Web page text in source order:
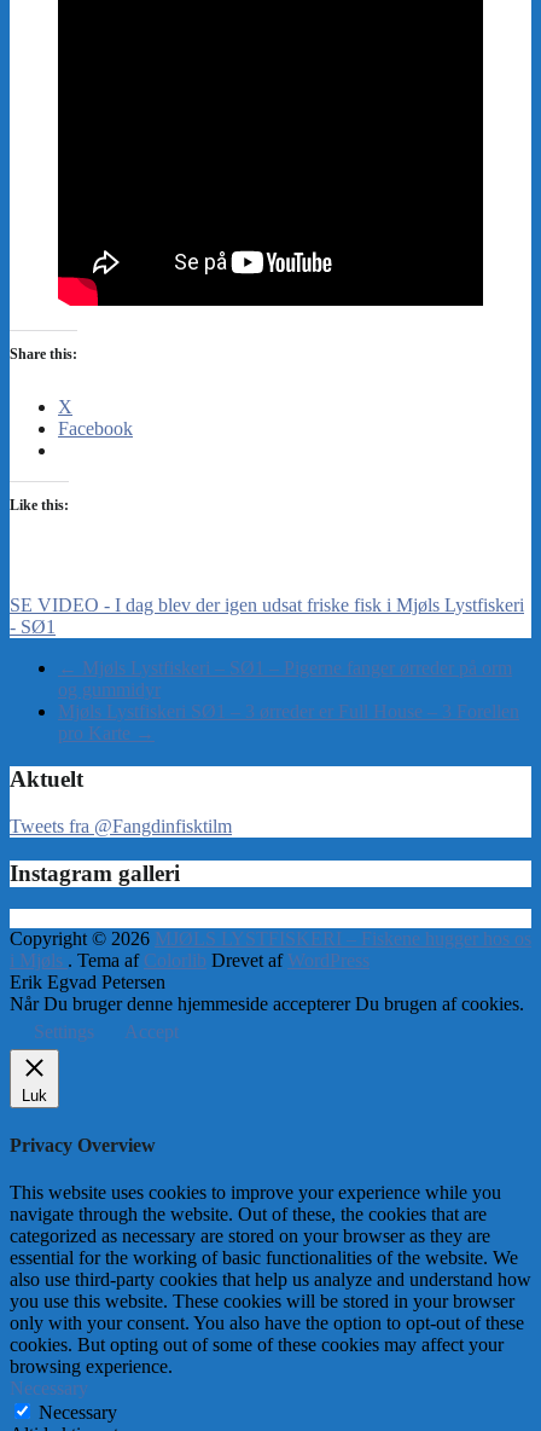
Share this:
X
Facebook
Like this:
SE VIDEO - I dag blev der igen udsat friske fisk i Mjøls Lystfiskeri
- SØ1
← Mjøls Lystfiskeri – SØ1 – Pigerne fanger ørreder på orm
og gummidyr
Mjøls Lystfiskeri SØ1 – 3 ørreder er Full House – 3 Forellen
pro Karte →
Aktuelt
Tweets fra @Fangdinfisktilm
Instagram galleri
Copyright © 2026 MJØLS LYSTFISKERI – Fiskene hugger hos os
i Mjøls . Tema af Colorlib Drevet afWordPress
Erik Egvad Petersen
Når Du bruger denne hjemmeside accepterer Du brugen af cookies.
Settings
Accept
Luk
Privacy Overview
This website uses cookies to improve your experience while you
navigate through the website. Out of these, the cookies that are
categorized as necessary are stored on your browser as they are
essential for the working of basic functionalities of the website. We
also use third-party cookies that help us analyze and understand how
you use this website. These cookies will be stored in your browser
only with your consent. You also have the option to opt-out of these
cookies. But opting out of some of these cookies may affect your
browsing experience.
Necessary
Necessary